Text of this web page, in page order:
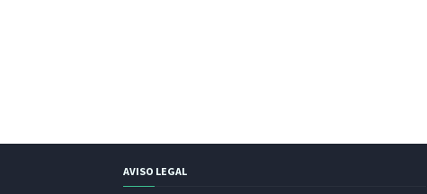
AVISO LEGAL